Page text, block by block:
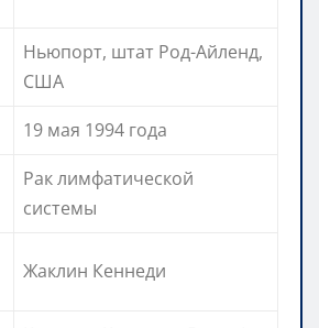
Ньюпорт, штат Род-Айленд,
США
19 мая 1994 года
Рак лимфатической
системы
Жаклин Кеннеди